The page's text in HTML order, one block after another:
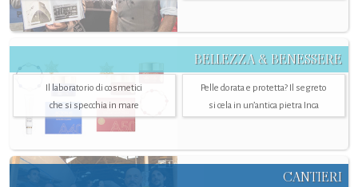
BELLEZZA & BENESSERE
Il laboratorio di cosmetici
che si specchia in mare
Pelle dorata e protetta? Il segreto
si cela in un’antica pietra Inca
CANTIERI